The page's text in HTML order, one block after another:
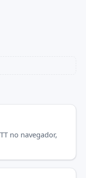
no navegador,